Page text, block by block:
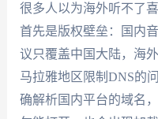
很多人以为海外听不了
首先是版权壁垒：国内
议只覆盖中国大陆，海
马拉雅地区限制DNS的
确解析国内平台的域名